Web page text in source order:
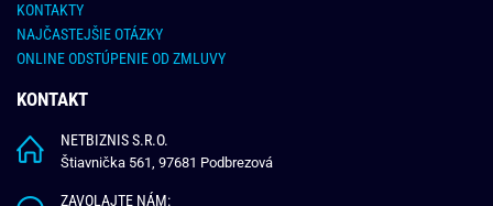
KONTAKTY
NAJČASTEJŠIE OTÁZKY
ONLINE ODSTÚPENIE OD ZMLUVY
KONTAKT
NETBIZNIS S.R.O.
Štiavnička 561, 97681 Podbrezová
ZAVOLAJTE NÁM: